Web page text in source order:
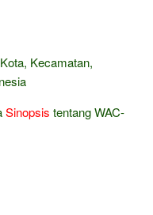
Kecamatan,
Sinopsis tentang WAC-